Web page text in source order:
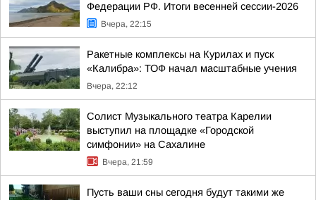
Федерации РФ. Итоги весенней сессии-2026
Вчера, 22:15
Ракетные комплексы на Курилах и пуск
«Калибра»: ТОФ начал масштабные учения
Вчера, 22:12
Солист Музыкального театра Карелии
выступил на площадке «Городской
симфонии» на Сахалине
Вчера, 21:59
Пусть ваши сны сегодня будут такими же